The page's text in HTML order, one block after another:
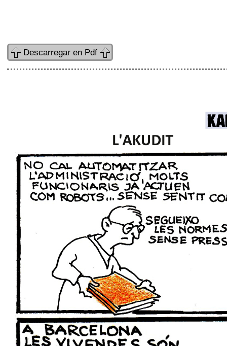
Descarregar en Pdf